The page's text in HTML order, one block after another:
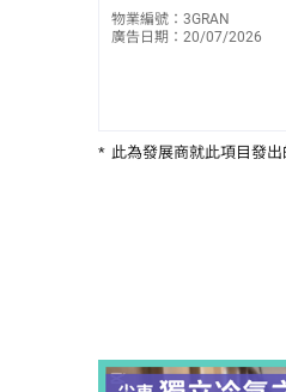
物業編號：3GRAN
廣告日期：20/07/2026
* 此為發展商就此項目發